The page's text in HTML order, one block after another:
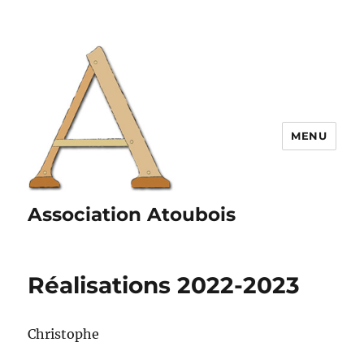
Association Atoubois
MENU
Réalisations 2022-2023
Christophe